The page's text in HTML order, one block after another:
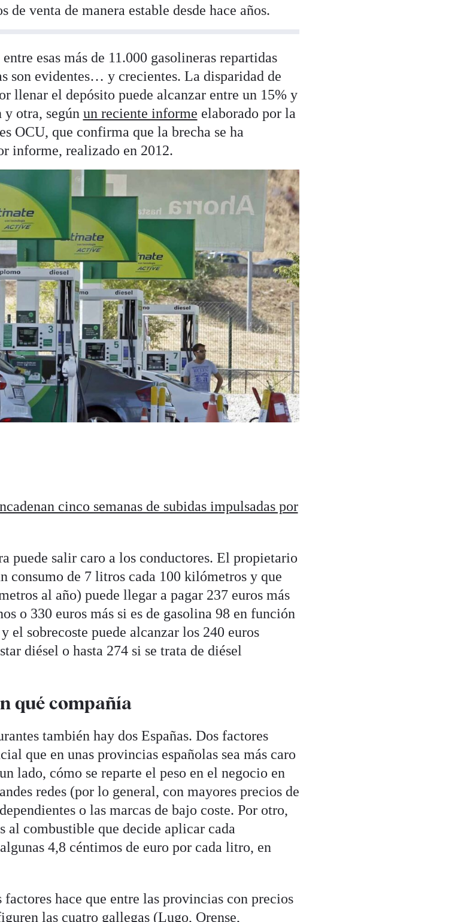
de venta de manera estable desde hace años.
esas más de 11.000 gasolineras repartidas
son evidentes… y crecientes. La disparidad de
llenar el depósito puede alcanzar entre un 15% y
y otra, según un reciente informe elaborado por la
OCU, que confirma que la brecha se ha
informe, realizado en 2012.
cinco semanas de subidas impulsadas por
puede salir caro a los conductores. El propietario
consumo de 7 litros cada 100 kilómetros y que
al año) puede llegar a pagar 237 euros más
o 330 euros más si es de gasolina 98 en función
el sobrecoste puede alcanzar los 240 euros
diésel o hasta 274 si se trata de diésel
qué compañía
también hay dos Españas. Dos factores
que en unas provincias españolas sea más caro
lado, cómo se reparte el peso en el negocio en
redes (por lo general, con mayores precios de
o las marcas de bajo coste. Por otro,
al combustible que decide aplicar cada
4,8 céntimos de euro por cada litro, en
hace que entre las provincias con precios
las cuatro gallegas (Lugo, Orense,